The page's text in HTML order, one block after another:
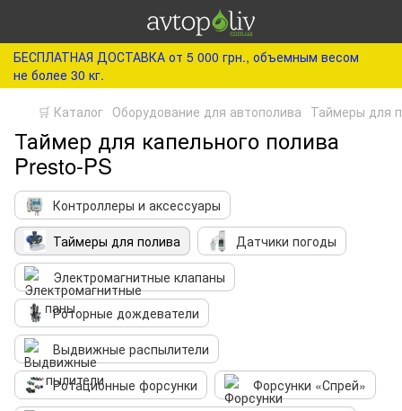
БЕСПЛАТНАЯ ДОСТАВКА от 5 000 грн., объемным весом
не более 30 кг.
🛒 Каталог Оборудование для автополива Таймеры для
Таймер для капельного полива
Presto-PS
Контроллеры и аксессуары
Таймеры для полива
Датчики погоды
Электромагнитные клапаны
Роторные дождеватели
Выдвижные распылители
Ротационные форсунки
Форсунки «Спрей»